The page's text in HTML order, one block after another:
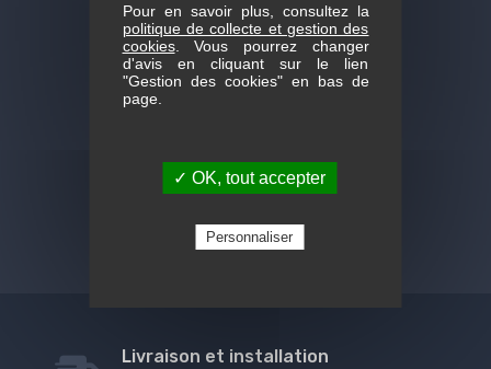
Du lundi au samedi : 9h-12h et 14h-19h
Nous contacter
contact@home-stock.fr
Facebook HOME STOCK
Livraison et installation
Pour en savoir plus, consultez la
politique de collecte et gestion des
cookies. Vous pourrez changer
d'avis en cliquant sur le lien
"Gestion des cookies" en bas de
page.
✓ OK, tout accepter
Personnaliser